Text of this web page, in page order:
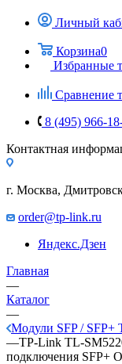
Личный
Корзина0
Избранные
Сравнение
8 (495) 966-
Контактная
г. Москва,
order@tp-link.ru
Яндекс.Дзен
Главная
—
Каталог
—
Модули SFP / SFP+
—TP-Link TL-
подключения SFP+